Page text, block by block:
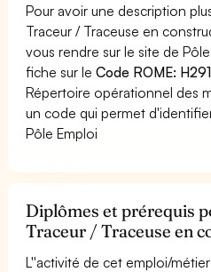
Pour avoir une description
Traceur / Traceuse en
vous rendre sur le site de
fiche sur leCode ROME:
Répertoire opérationnel des
un code qui permet
Pôle Emploi
Diplômes et prérequis
Traceur / Traceuse en
L''activité de cet emploi/